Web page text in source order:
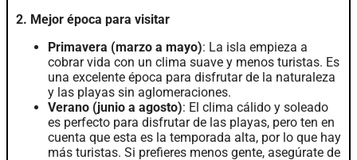
2. Mejor época para visitar
Primavera (marzo a mayo): La isla empieza a
cobrar vida con un clima suave y menos turistas. Es
una excelente época para disfrutar de la naturaleza
y las playas sin aglomeraciones.
Verano (junio a agosto): El clima cálido y soleado
es perfecto para disfrutar de las playas, pero ten en
cuenta que esta es la temporada alta, por lo que hay
más turistas. Si prefieres menos gente, asegúrate de